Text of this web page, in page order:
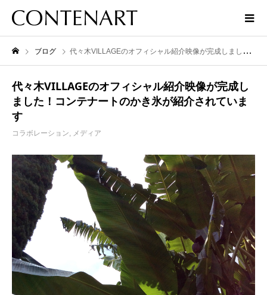
ブログ 代々木VILLAGEのオフィシャル紹介映像が完成しました！コンテナートのかき氷が紹介されています
代々木VILLAGEのオフィシャル紹介映像が完成し
ました！コンテナートのかき氷が紹介されていま
す
コラボレーション メディア